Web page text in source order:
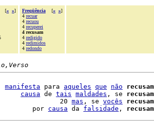
[« »]
Freqüência [« »]
4 recuar
4 recuou
4 recuperei
4 recusam
4 redigido
4 redimidos
4 redondo
manifesta para aqueles que não
recusam
causa de tais maldades , se recusam
|               20 mas , se vocês
recusam
|        por causa da falsidade , recusam